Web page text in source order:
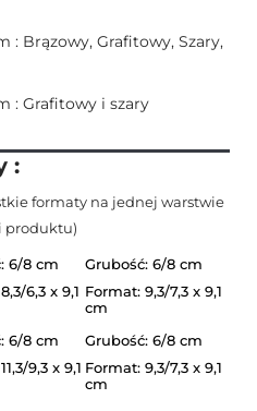
: Brązowy, Grafitowy, Szary,
: Grafitowy i szary
:
formaty na jednej warstwie
produktu)
6/8 cm
6,3 x 9,1
Grubość: 6/8 cm
Format: 9,3/7,3 x 9,1
cm
6/8 cm
9,3 x 9,1
Grubość: 6/8 cm
Format: 9,3/7,3 x 9,1
cm